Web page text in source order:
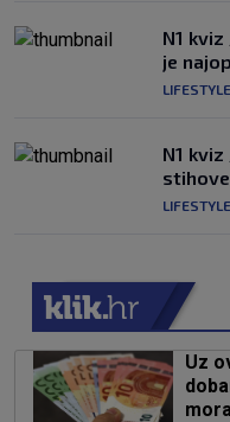
N1
je
LIFESTYLE
N1
LIFESTYLE
Uz